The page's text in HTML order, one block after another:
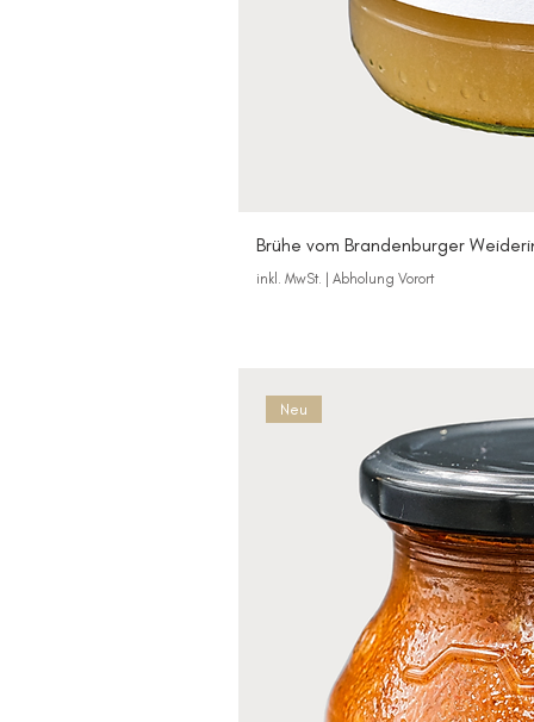
Brühe vom Brandenburger
inkl. MwSt. Abholung Vorort
Neu